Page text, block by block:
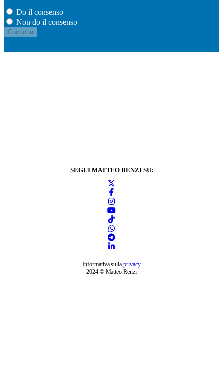
Do il consenso
Non do il consenso
SEGUI MATTEO RENZI SU:
Informativa sulla privacy
2024 © Matteo Renzi